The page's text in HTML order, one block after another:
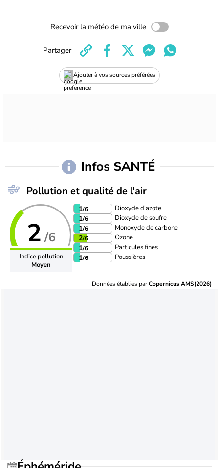
Recevoir la météo de ma ville
Ajouter à vos sources préférées
Partager
Infos SANTÉ
Pollution et qualité de l'air
2 /6
Indice pollution
Moyen
1/6 Dioxyde d'azote
1/6 Dioxyde de soufre
1/6 Monoxyde de carbone
2/6 Ozone
1/6 Particules fines
1/6 Poussières
Données établies parCopernicus AMS(2026)